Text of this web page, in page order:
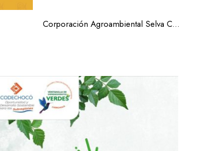
Corporación Agroambiental Selva Coagroselva